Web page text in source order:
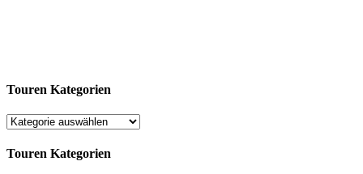
Touren Kategorien
Touren Kategorien